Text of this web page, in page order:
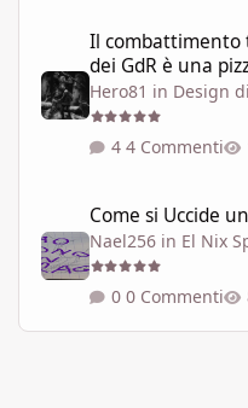
Il combattimento
dei GdR è una
Hero81 in Design
4 Commenti
Come si Uccide
Nael256 in El Nix
0 Commenti